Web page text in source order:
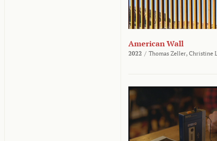
American Wall
2022 / Thomas Zeller, Christine